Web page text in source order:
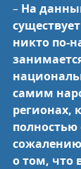
– На
никто по-
самим
регионах,
полностью
о том, что